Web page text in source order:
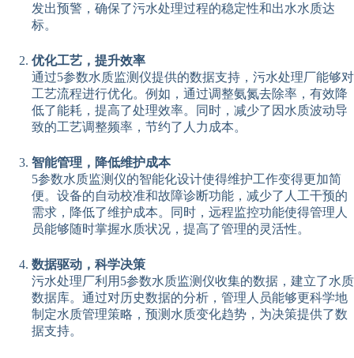
发出预警，确保了污水处理过程的稳定性和出水水质达
标。
优化工艺，提升效率
通过5参数水质监测仪提供的数据支持，污水处理厂能够对
工艺流程进行优化。例如，通过调整氨氮去除率，有效降
低了能耗，提高了处理效率。同时，减少了因水质波动导
致的工艺调整频率，节约了人力成本。
智能管理，降低维护成本
5参数水质监测仪的智能化设计使得维护工作变得更加简
便。设备的自动校准和故障诊断功能，减少了人工干预的
需求，降低了维护成本。同时，远程监控功能使得管理人
员能够随时掌握水质状况，提高了管理的灵活性。
数据驱动，科学决策
污水处理厂利用5参数水质监测仪收集的数据，建立了水质
数据库。通过对历史数据的分析，管理人员能够更科学地
制定水质管理策略，预测水质变化趋势，为决策提供了数
据支持。